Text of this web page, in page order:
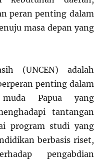
peran penting dalam
masa depan yang
(UNCEN) adalah
penting dalam
Papua yang
tantangan
program studi yang
berbasis riset,
pengabdian